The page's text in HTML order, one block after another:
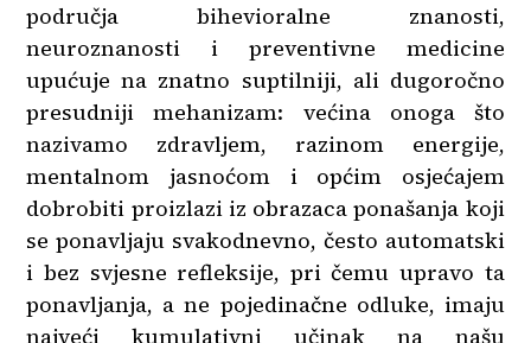
područja bihevioralne znanosti,
neuroznanosti i preventivne medicine
upućuje na znatno suptilniji, ali dugoročno
presudniji mehanizam: većina onoga što
nazivamo zdravljem, razinom energije,
mentalnom jasnoćom i općim osjećajem
dobrobiti proizlazi iz obrazaca ponašanja koji
se ponavljaju svakodnevno, često automatski
i bez svjesne refleksije, pri čemu upravo ta
ponavljanja, a ne pojedinačne odluke, imaju
najveći kumulativni učinak na našu